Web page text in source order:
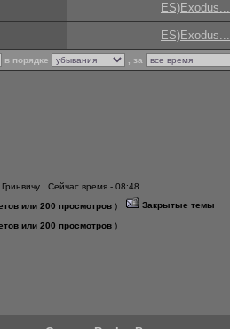
ES)Exodus...
ES)Exodus...
в порядке , за
. Сейчас время - 08:48.
или 200 просмотров ) Закрытые темы
или 200 просмотров )